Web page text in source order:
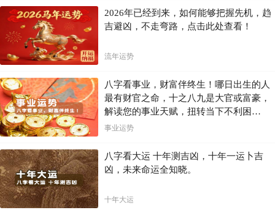
2026年已经到来，如何能够把握先机，趋
吉避凶，不走弯路，点击此处查看！
流年运势
八字看事业，财富伴终生！哪日出生的人
最有财官之命，十之八九是大官或富豪，
解读您的事业天赋，扭转当下不利困
局！！
事业运势
八字看大运 十年测吉凶，十年一运卜吉
凶，未来命运全知晓。
十年大运